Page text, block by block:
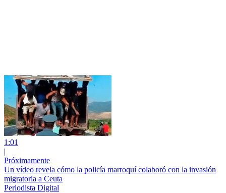
1:01
|
Próximamente
Un vídeo revela cómo la policía marroquí colaboró con la invasión
migratoria a Ceuta
Periodista Digital